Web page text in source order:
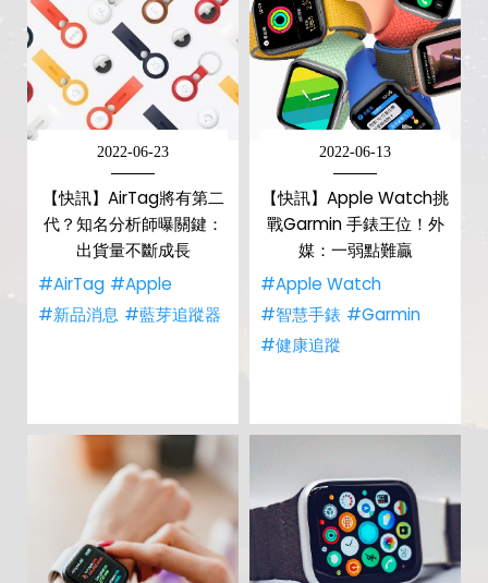
2022-06-23
【快訊】AirTag將有第二
代？知名分析師曝關鍵：
出貨量不斷成長
#AirTag #Apple
#新品消息 #藍芽追蹤器
2022-06-13
【快訊】Apple Watch挑
戰Garmin 手錶王位！外
媒：一弱點難贏
#Apple Watch
#智慧手錶 #Garmin
#健康追蹤